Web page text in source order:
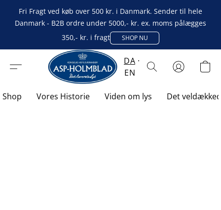
Fri Fragt ved køb over 500 kr. i Danmark. Sender til hele
Danmark - B2B ordre under 5000,- kr. ex. moms pålægges
350,- kr. i fragt
SHOP NU
DA
EN
Shop Vores Historie Viden om lys Det